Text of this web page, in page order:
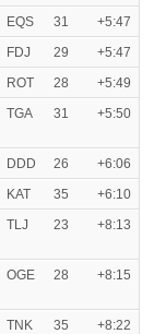
EQS 31
+5:47
FDJ 29
+5:47
ROT 28
+5:49
TGA 31 +5:50
DDD 26
+6:06
KAT 35
+6:10
TLJ 23 +8:13
OGE 28 +8:15
TNK 35 +8:22